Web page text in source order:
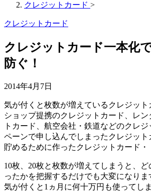
クレジットカード >
クレジットカード
クレジットカード一本化
防ぐ！
2014年4月7日
気が付くと枚数が増えているクレジット
ショップ提携のクレジットカード、レ
トカード、航空会社・鉄道などのクレ
ペーンで申し込んでしまったクレジッ
貯めるために作ったクレジットカード・
10枚、20枚と枚数が増えてしまうと、
ったかを把握するだけでも大変になりま
気が付くと1ヵ月に何十万円も使ってし